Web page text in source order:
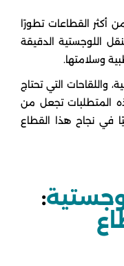
أكثر القطاعات تطورًا
اللوجستية الدقيقة
وسلامتها.
واللقاحات التي تحتاج
المتطلبات تجعل من
في نجاح هذا القطاع
: